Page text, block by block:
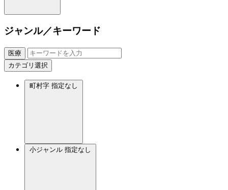
ジャンル／キーワード
医療
カテゴリ選択
町村字 指定なし
小ジャンル 指定なし